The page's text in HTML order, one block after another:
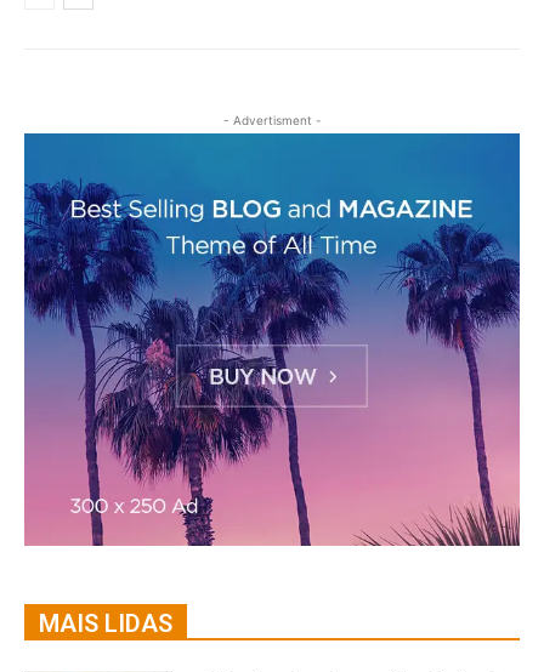
- Advertisment -
MAIS LIDAS